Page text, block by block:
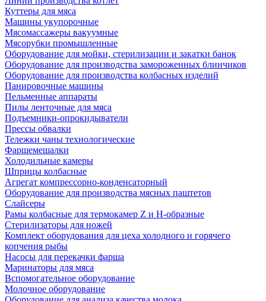
Куттеры для мяса
Машины укупорочные
Мясомассажеры вакуумные
Мясорубки промышленные
Оборудование для мойки, стерилизации и закатки банок
Оборудование для производства замороженных блинчиков
Оборудование для производства колбасных изделий
Панировочные машины
Пельменные аппараты
Пилы ленточные для мяса
Подъемники-опрокидыватели
Прессы обвалки
Тележки чаны технологические
Фаршемешалки
Холодильные камеры
Шприцы колбасные
Агрегат компрессорно-конденсаторный
Оборудование для производства мясных паштетов
Слайсеры
Рамы колбасные для термокамер Z и H-образные
Стерилизаторы для ножей
Комплект оборудования для цеха холодного и горячего
копчения рыбы
Насосы для перекачки фарша
Маринаторы для мяса
Вспомогательное оборудование
Молочное оборудование